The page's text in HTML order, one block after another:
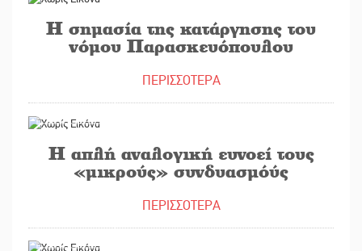
Η σημασία της κατάργησης του
νόμου Παρασκευόπουλου
ΠΕΡΙΣΣΟΤΕΡΑ
Η απλή αναλογική ευνοεί τους
«μικρούς» συνδυασμόύς
ΠΕΡΙΣΣΟΤΕΡΑ